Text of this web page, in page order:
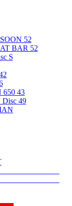
52
BAR 52
S
43
49